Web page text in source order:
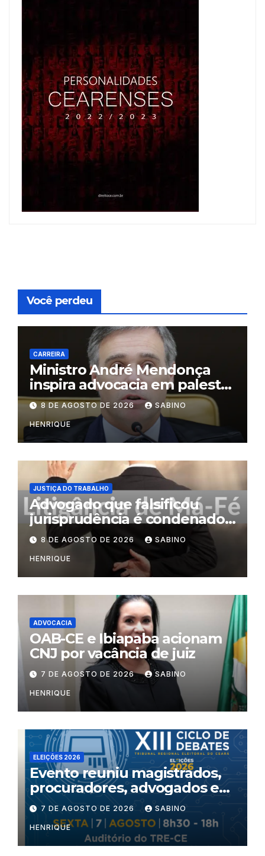
Você perdeu
CARREIRA
Ministro André Mendonça
inspira advocacia em palestra
na OAB do Rio
8 DE AGOSTO DE 2026 SABINO
HENRIQUE
JUSTIÇA DO TRABALHO
Advogado que falsificou
jurisprudência é condenado
por litigância de má-fé
8 DE AGOSTO DE 2026 SABINO
HENRIQUE
ADVOCACIA
OAB-CE e Ibiapaba acionam
CNJ por vacância de juiz
7 DE AGOSTO DE 2026 SABINO
HENRIQUE
ELEIÇÕES 2026
Evento reuniu magistrados,
procuradores, advogados e
especialistas para debater
inteligência artificial,
criminalidade organizada e
violência política de gênero
7 DE AGOSTO DE 2026 SABINO
HENRIQUE